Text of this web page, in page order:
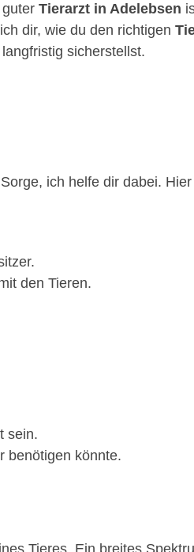
Tierarzt in Adelebsen
dir, wie du den richtigen
sicherstellst.
ich helfe dir dabei.
den Tieren.
sein.
benötigen könnte.